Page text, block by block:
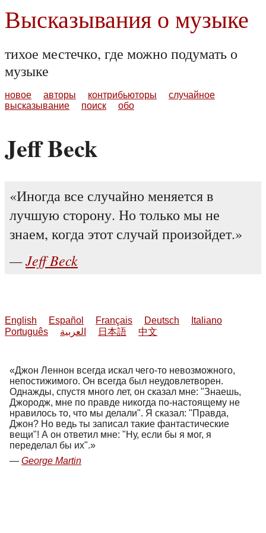
Высказывания о музыке
тихое местечко, где можно подумать о
музыке
новое авторы контрибьюторы
случайное
высказывание
поиск обо
Jeff Beck
Иногда все случайно меняется в
лучшую сторону. Но только мы не
знаем, когда этот случай произойдет.
Jeff Beck
English Español Français Deutsch
Italiano
Português
العربية 日本語 中文
Джон Леннон всегда искал чего-то невозможного,
непостижимого. Он всегда был неудовлетворен.
Однажды, спустя много лет, он сказал мне: "Знаешь,
Джородж, мне по правде никогда по-настоящему не
нравилось то, что мы делали". Я сказал: "Правда,
Джон? Но ведь ты записал такие фантастические
вещи"! А он ответил мне: "Ну, если бы я мог, я
переделал бы их".
George Martin